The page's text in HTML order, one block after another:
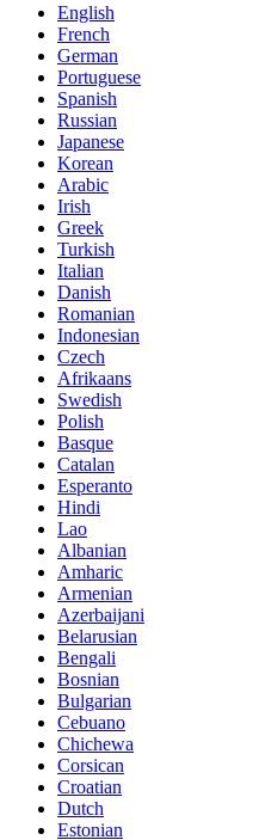
English
French
German
Portuguese
Spanish
Russian
Japanese
Korean
Arabic
Irish
Greek
Turkish
Italian
Danish
Romanian
Indonesian
Czech
Afrikaans
Swedish
Polish
Basque
Catalan
Esperanto
Hindi
Lao
Albanian
Amharic
Armenian
Azerbaijani
Belarusian
Bengali
Bosnian
Bulgarian
Cebuano
Chichewa
Corsican
Croatian
Dutch
Estonian